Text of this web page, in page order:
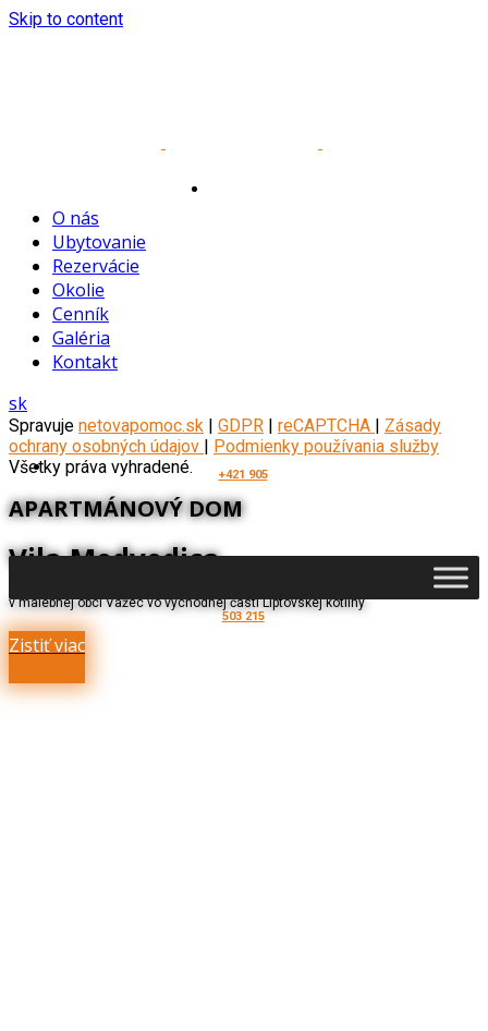
Skip to content
+421 905
503 215
O nás
Ubytovanie
Rezervácie
Okolie
Cenník
Galéria
Kontakt
sk
Spravuje netovapomoc.sk | GDPR | reCAPTCHA | Zásady
ochrany osobných údajov | Podmienky používania služby
Všetky práva vyhradené.
APARTMÁNOVÝ DOM
Vila Medvedica
v malebnej obci Važec vo východnej časti Liptovskej kotliny
Zistiť viac